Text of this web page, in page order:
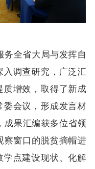
全省大局与发挥自
调查研究，广泛汇
质增效，取得了新成
委会议，形成发言材
成果汇编获多位省领
察窗口的脱贫摘帽进
学点建设现状、化解